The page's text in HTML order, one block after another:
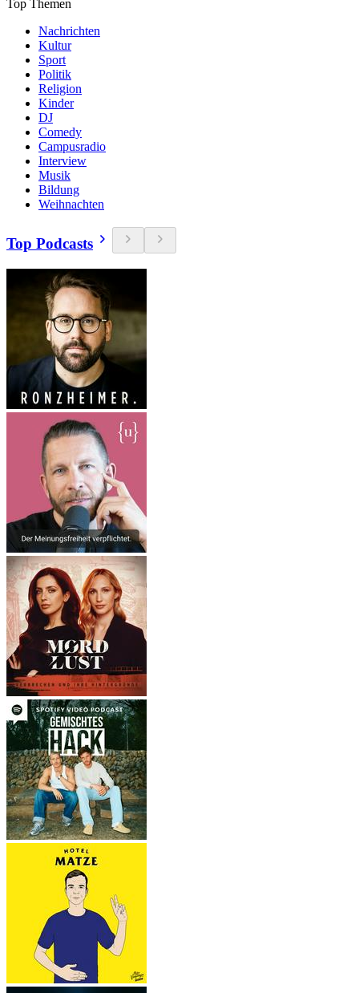
Top Themen
Nachrichten
Kultur
Sport
Politik
Religion
Kinder
DJ
Comedy
Campusradio
Interview
Musik
Bildung
Weihnachten
Top Podcasts